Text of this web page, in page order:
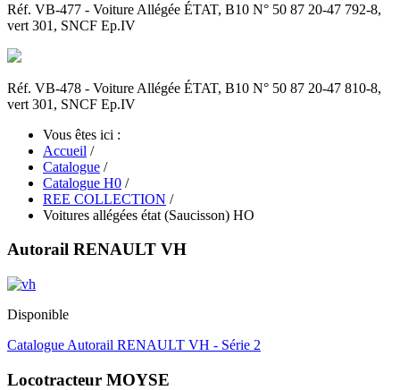
Réf. VB-477 - Voiture Allégée ÉTAT, B10 N° 50 87 20-47 792-8,
vert 301, SNCF Ep.IV
Réf. VB-478 - Voiture Allégée ÉTAT, B10 N° 50 87 20-47 810-8,
vert 301, SNCF Ep.IV
Vous êtes ici :
Accueil /
Catalogue /
Catalogue H0 /
REE COLLECTION /
Voitures allégées état (Saucisson) HO
Autorail RENAULT VH
Disponible
Catalogue Autorail RENAULT VH - Série 2
Locotracteur MOYSE